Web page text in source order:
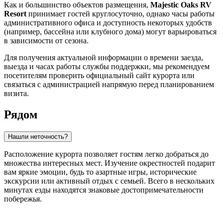
Как и большинство объектов размещения, Majestic Oaks RV
Resort принимает гостей круглосуточно, однако часы работы
административного офиса и доступность некоторых удобств
(например, бассейна или клубного дома) могут варьироваться
в зависимости от сезона.
Для получения актуальной информации о времени заезда,
выезда и часах работы службы поддержки, мы рекомендуем
посетителям проверить официальный сайт курорта или
связаться с администрацией напрямую перед планированием
визита.
Рядом
Нашли неточность?
Расположение курорта позволяет гостям легко добраться до
множества интересных мест. Изучение окрестностей подарит
вам яркие эмоции, будь то азартные игры, исторические
экскурсии или активный отдых с семьей. Всего в нескольких
минутах езды находятся знаковые достопримечательности
побережья.